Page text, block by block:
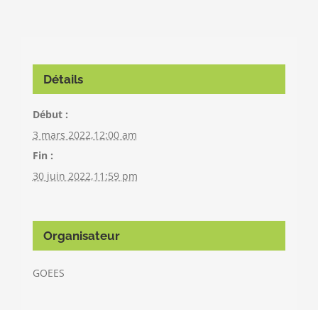
Détails
Début :
3 mars 2022,12:00 am
Fin :
30 juin 2022,11:59 pm
Organisateur
GOEES